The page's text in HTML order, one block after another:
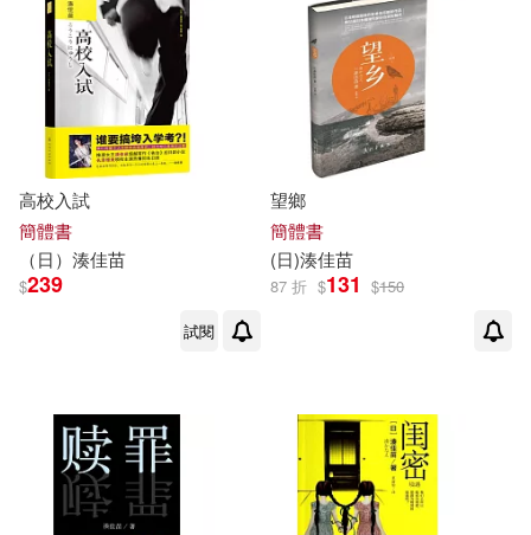
高校入試
簡體書
（日） 湊佳苗
$239
試閱
望鄉
簡體書
(日)湊佳苗
87 折 $131 $150